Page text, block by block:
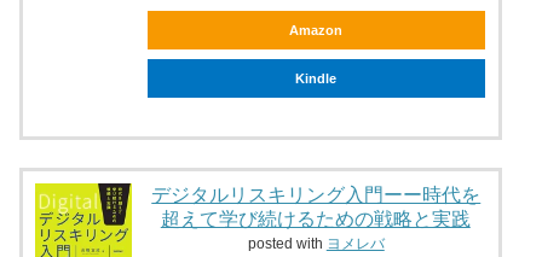
Amazon
Kindle
デジタルリスキリング入門ーー時代を
超えて学び続けるための戦略と実践
posted with ヨメレバ